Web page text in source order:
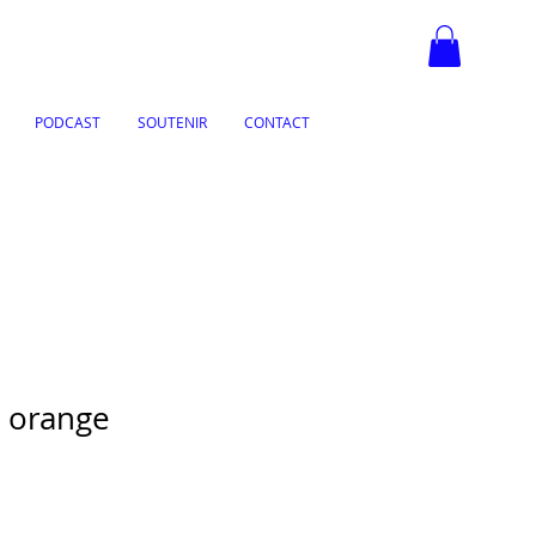
PODCAST SOUTENIR CONTACT
orange